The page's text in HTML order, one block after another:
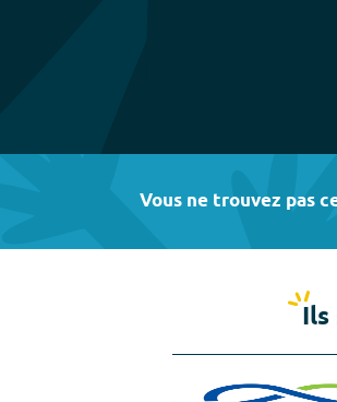
Vous ne trouvez pas